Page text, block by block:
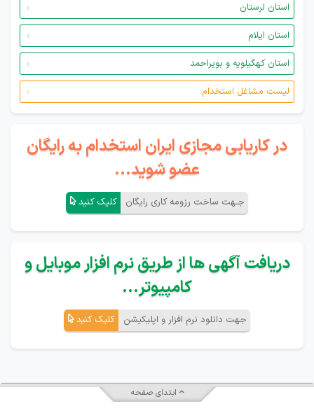
استان لرستان
استان ایلام
استان کهگیلویه و بویراحمد
لیست مشاغل استخدام
در کاریابی مجازی ایران استخدام به رایگان
عضو شوید...
جـهت ساخت رزومه کاری رایگان کلیک کنید
دریافت آگهی ها از طریق نرم افزار موبایل و
کامپیوتر...
جهت دانلود نرم افزار و اپلیکیشن کلیک کنید
ابتدای صفحه